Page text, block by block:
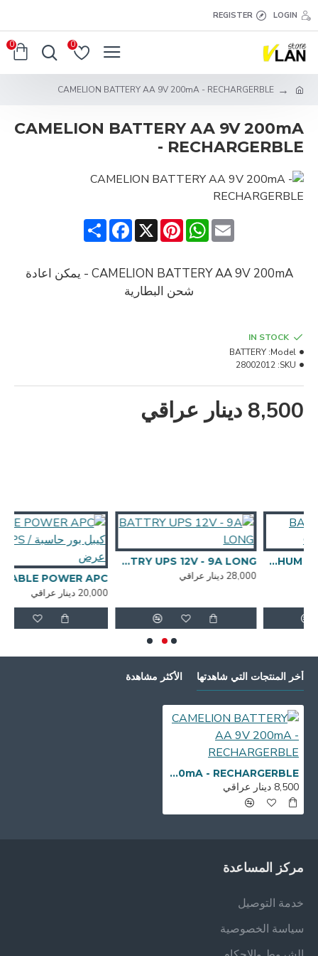
LOGIN
REGISTER
0
0
CAMELION BATTERY AA 9V 200mA - RECHARGERBLE
CAMELION BATTERY AA 9V 200mA
- RECHARGERBLE
Share
Facebook X
Pinterest
WhatsAppEmail
CAMELION BATTERY AA 9V 200mA - يمكن اعادة
شحن البطارية
8,500 دينار عراقي
IN STOCK
Model:
BATTERY
SKU:
28002012
BATTRY LITHUM - CARBON - 12V 7A
BATTRY UPS 12V - 9A LONG
28,000 دينار عراقي
20,000 دينار عراقي
أخر المنتجات التي شاهدتها الأكثر مشاهدة
CAMELION BATTERY AA 9V 200mA - RECHARGERBLE
8,500 دينار عراقي
مركز المساعدة
خدمة التوصيل
سياسة الخصوصية